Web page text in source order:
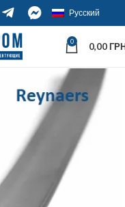
Русский
0 0,00